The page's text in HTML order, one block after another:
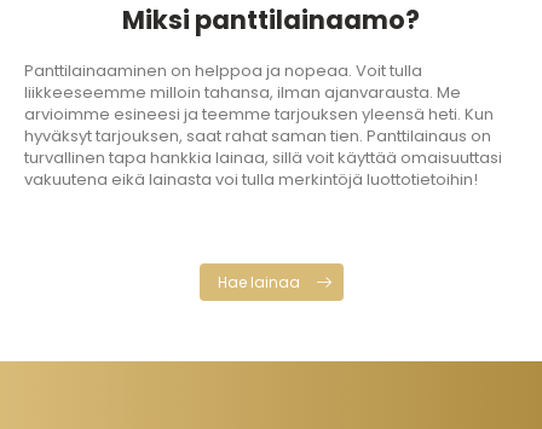
Miksi panttilainaamo?
Panttilainaaminen on helppoa ja nopeaa. Voit tulla
liikkeeseemme milloin tahansa, ilman ajanvarausta. Me
arvioimme esineesi ja teemme tarjouksen yleensä heti. Kun
hyväksyt tarjouksen, saat rahat saman tien. Panttilainaus on
turvallinen tapa hankkia lainaa, sillä voit käyttää omaisuuttasi
vakuutena eikä lainasta voi tulla merkintöjä luottotietoihin!
Hae lainaa